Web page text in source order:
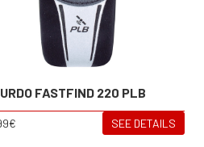
FASTFIND 220 PLB
SEE DETAILS